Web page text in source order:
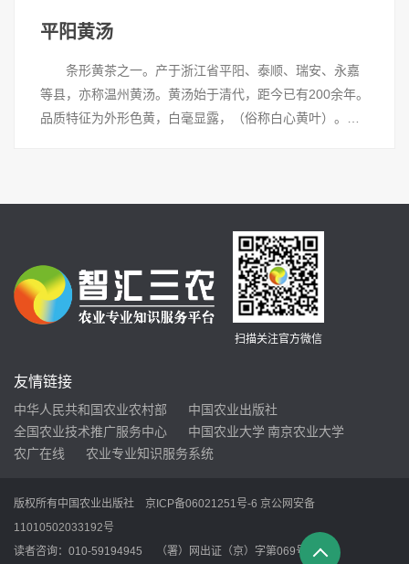
平阳黄汤
条形黄茶之一。产于浙江省平阳、泰顺、瑞安、永嘉
等县，亦称温州黄汤。黄汤始于清代，距今已有200余年。
品质特征为外形色黄，白毫显露，（俗称白心黄叶）。主
期，待叶质柔软、叶色暗绿时，降低锅温，改为滚炒、揉
捻。炒到茶叶初具条形，减重50～55%时起锅，进行闷
堆。方法是将揉捻叶一层一层摊在竹扁上，厚约20厘米，
扫描关注官方微信
友情链接
中华人民共和国农业农村部
中国农业出版社
全国农业技术推广服务中心
中国农业大学 南京农业大学
农广在线
农业专业知识服务系统
版权所有中国农业出版社 京ICP备06021251号-6 京公网安备
11010502033192号
读者咨询：010-59194945 （署）网出证（京）字第069号